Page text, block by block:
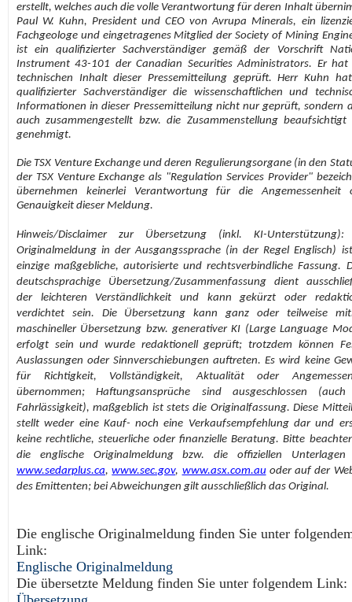
erstellt, welches auch die volle Verantwortung für deren Inhalt
Paul W. Kuhn, President und CEO von Avrupa Minerals, ein
Fachgeologe und eingetragenes Mitglied der Society of Mining
ist ein qualifizierter Sachverständiger gemäß der Vorschrift
Instrument 43-101 der Canadian Securities Administrators. Er hat
technischen Inhalt dieser Pressemitteilung geprüft. Herr Kuhn
qualifizierter Sachverständiger die wissenschaftlichen und
Informationen in dieser Pressemitteilung nicht nur geprüft, sondern
auch zusammengestellt bzw. die Zusammenstellung beaufsichtigt
genehmigt.
Die TSX Venture Exchange und deren Regulierungsorgane (in den
der TSX Venture Exchange als "Regulation Services Provider"
übernehmen keinerlei Verantwortung für die Angemessenheit
Genauigkeit dieser Meldung.
Hinweis/Disclaimer zur Übersetzung (inkl. KI-Unterstützung):
Originalmeldung in der Ausgangssprache (in der Regel Englisch)
einzige maßgebliche, autorisierte und rechtsverbindliche Fassung.
deutschsprachige Übersetzung/Zusammenfassung dient
der leichteren Verständlichkeit und kann gekürzt oder
verdichtet sein. Die Übersetzung kann ganz oder teilweise
maschineller Übersetzung bzw. generativer KI (Large Language
erfolgt sein und wurde redaktionell geprüft; trotzdem können
Auslassungen oder Sinnverschiebungen auftreten. Es wird keine
für Richtigkeit, Vollständigkeit, Aktualität oder
übernommen; Haftungsansprüche sind ausgeschlossen
Fahrlässigkeit), maßgeblich ist stets die Originalfassung. Diese
stellt weder eine Kauf- noch eine Verkaufsempfehlung dar und
keine rechtliche, steuerliche oder finanzielle Beratung. Bitte
die englische Originalmeldung bzw. die offiziellen
www.sedarplus.ca,www.sec.gov, www.asx.com.au oder auf der
des Emittenten; bei Abweichungen gilt ausschließlich das Original.
Die englische Originalmeldung finden Sie unter
Link:
Englische Originalmeldung
Die übersetzte Meldung finden Sie unter folgendem Link: